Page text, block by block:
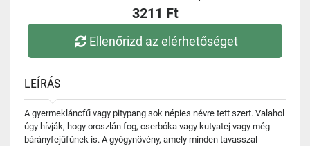
3211 Ft
Ellenőrizd az elérhetőséget
LEÍRÁS
A gyermekláncfű vagy pitypang sok népies névre tett szert. Valahol
úgy hívják, hogy oroszlán fog, cserbóka vagy kutyatej vagy még
bárányfejűfűnek is. A gyógynövény, amely minden tavasszal